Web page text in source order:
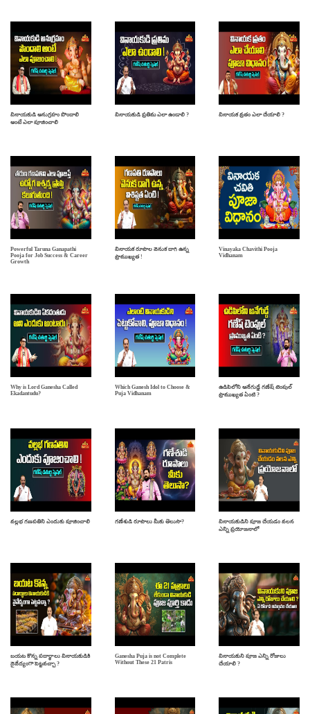
వినాయకుడి అనుగ్రహం పొందాలి
అంటే ఎలా పూజించాలి
వినాయకుడి ప్రతిమ ఎలా ఉండాలి ? వినాయక వ్రతం ఎలా చేయాలి ?
Powerful Taruna Ganapathi
Pooja for Job Success & Career
Growth
వినాయక రూపాల వెనుక దాగి ఉన్న
ప్రాముఖ్యత !
Vinayaka Chavithi Pooja
Vidhanam
Why is Lord Ganesha Called
Ekadantudu?
Which Ganesh Idol to Choose &
Puja Vidhanam
ఉడిపిలోని అనేగుడ్డే గణేష్ టెంపుల్
ప్రాముఖ్యత ఏంటి ?
వల్లభ గణపతిని ఎందుకు పూజించాలి గణేశుడి రూపాలు మీకు తెలుసా?
వినాయకుడిని పూజ చేయడం వలన
ఎన్ని ప్రయోజనాలో
బయట కొన్న పదార్థాలు వినాయకుడికి
నైవేద్యంగా పెట్టవచ్చా ?
Ganesha Puja is not Complete
Without These 21 Patris
వినాయకుని పూజ ఎన్ని రోజులు
చేయాలి ?